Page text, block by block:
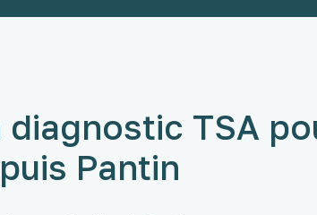
diagnostic TSA
Pantin